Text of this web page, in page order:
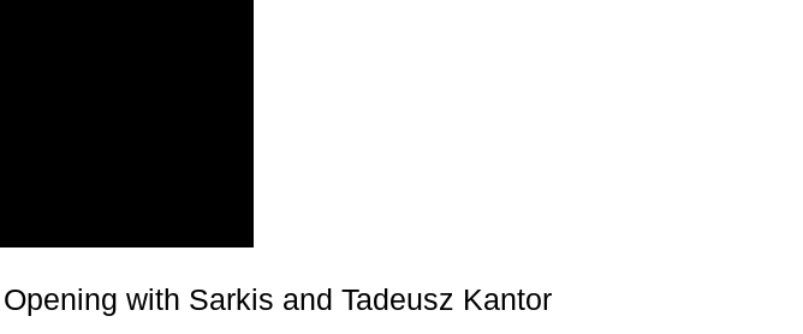
Opening with Sarkis and Tadeusz Kantor